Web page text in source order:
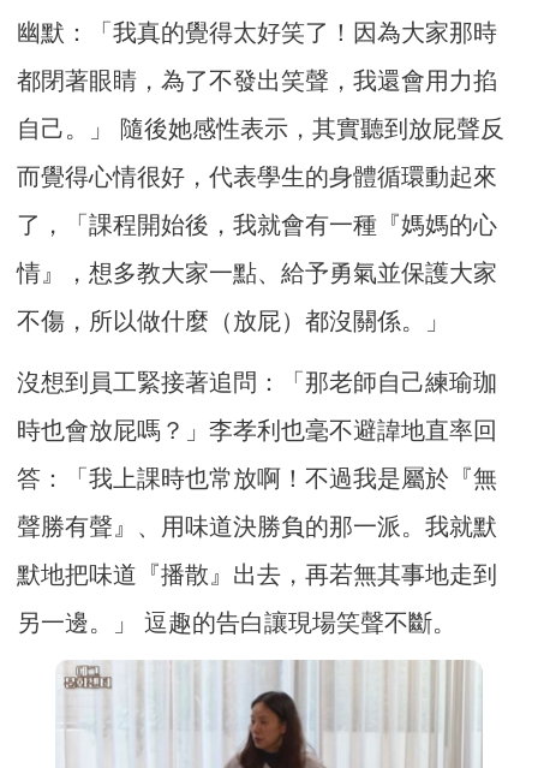
幽默：「我真的覺得太好笑了！因為大家那時
都閉著眼睛，為了不發出笑聲，我還會用力掐
自己。」 隨後她感性表示，其實聽到放屁聲反
而覺得心情很好，代表學生的身體循環動起來
了，「課程開始後，我就會有一種『媽媽的心
情』，想多教大家一點、給予勇氣並保護大家
不傷，所以做什麼（放屁）都沒關係。」
沒想到員工緊接著追問：「那老師自己練瑜珈
時也會放屁嗎？」李孝利也毫不避諱地直率回
答：「我上課時也常放啊！不過我是屬於『無
聲勝有聲』、用味道決勝負的那一派。我就默
默地把味道『播散』出去，再若無其事地走到
另一邊。」 逗趣的告白讓現場笑聲不斷。